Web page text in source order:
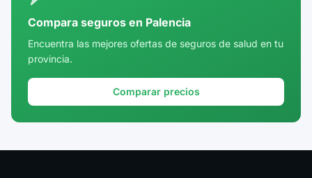
Córdoba
Cuenca
Girona
Compara seguros en Palencia
Encuentra las mejores ofertas de seguros de salud en tu
provincia.
Comparar precios